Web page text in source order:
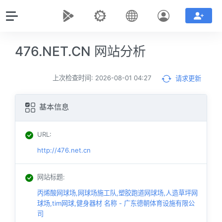
476.NET.CN 网站分析
上次检查时间: 2026-08-01 04:27 请求更新
基本信息
URL:
http://476.net.cn
网站标题:
丙烯酸网球场,网球场施工队,塑胶跑道网球场,人造草坪网
球场,tim网球,健身器材 名称 - 广东德朝体育设施有限公
司